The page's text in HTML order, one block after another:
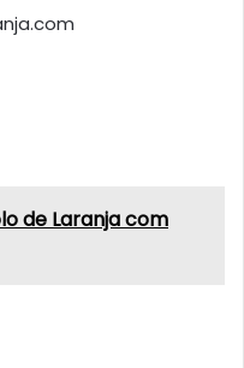
de Laranja com